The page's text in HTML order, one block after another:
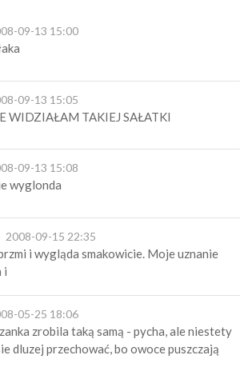
09-13 15:00
09-13 15:05
WIDZIAŁAM TAKIEJ SAŁATKI
09-13 15:08
wyglonda
2008-09-15 22:35
i wygląda smakowicie. Moje uznanie
i
05-25 18:06
zrobila taką samą - pycha, ale niestety
dluzej przechować, bo owoce puszczają